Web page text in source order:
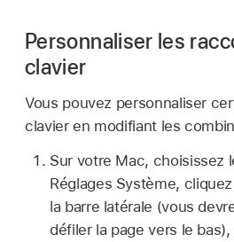
Personnaliser les
clavier
Vous pouvez personnaliser
clavier en modifiant les
Sur votre Mac, choisissez
Réglages Système,
la barre latérale (vous
défiler la page vers le